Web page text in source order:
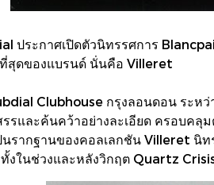
ประกาศเปิดตัวนิทรรศการ
สุดของแบรนด์ นั่นคือ Villeret
Clubhouse กรุงลอนดอน ระห
รและค้นคว้าอย่างละเอียด ครอบค
รากฐานของคอลเลกชัน Villeret นิ
งในช่วงและหลังวิกฤต Quartz